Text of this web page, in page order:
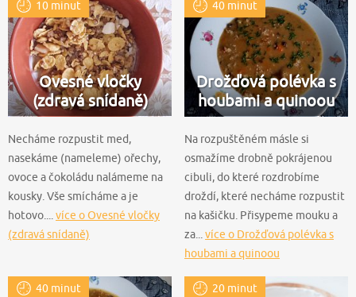
10 minut
Ovesné vločky
(zdravá snídaně)
Necháme rozpustit med,
nasekáme (nameleme) ořechy,
ovoce a čokoládu nalámeme na
kousky. Vše smícháme a je
hotovo....více o Ovesné vločky
(zdravá snídaně)
40 minut
Drožďová polévka s
houbami a quinoou
Na rozpuštěném másle si
osmažíme drobně pokrájenou
cibuli, do které rozdrobíme
droždí, které necháme rozpustit
na kašičku. Přisypeme mouku a
za...více o Drožďová polévka s
houbami a quinoou
40 minut 20 minut